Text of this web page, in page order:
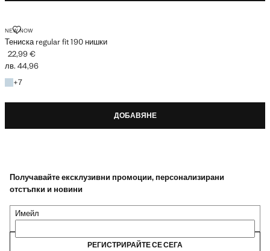
NEW NOW
Тениска regular fit 190 нишки
ТЕНИСКА REGULAR FIT 190 НИШКИ
Текуща цена [22,99 € лв. 44,96]
22,99 €
лв. 44,96
+7
+7 цвята
ДОБАВЯНЕ
Получавайте ексклузивни промоции, персонализирани
отстъпки и новини
Имейл
РЕГИСТРИРАЙТЕ СЕ СЕГА